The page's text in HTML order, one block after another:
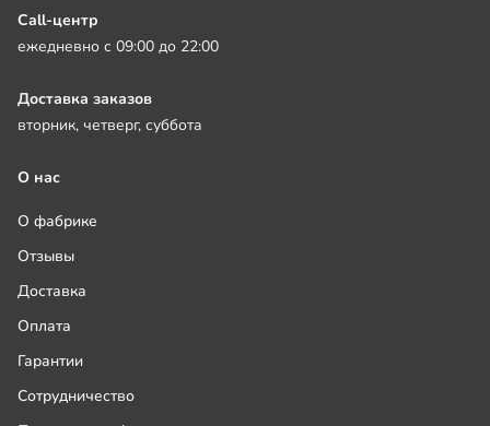
Call-центр
ежедневно с 09:00 до 22:00
Доставка заказов
вторник, четверг, суббота
О нас
О фабрике
Отзывы
Доставка
Оплата
Гарантии
Сотрудничество